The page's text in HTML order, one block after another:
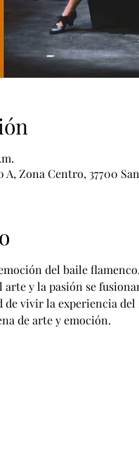
A, Zona Centro, 37700
del baile
y la pasión se
de vivir la experiencia
de arte y emoción.